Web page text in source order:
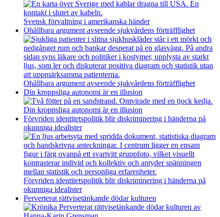
Svensk förvaltning i amerikanska händer
Ohållbara argument avseende sjukvårdens förträfflighet
Ohållbara argument avseende sjukvårdens förträfflighet
Din kroppsliga autonomi är en illusion
Din kroppsliga autonomi är en illusion
Förvriden identitetspolitik blir diskriminering i händerna på
okunniga idealister
Förvriden identitetspolitik blir diskriminering i händerna på
okunniga idealister
Perverterat rättvisetänkande dödar kulturen